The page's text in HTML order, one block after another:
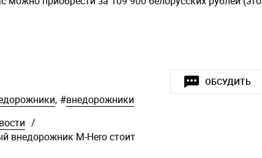
ОБСУДИТЬ
, #внедорожники
/
внедорожник M-Hero стоит